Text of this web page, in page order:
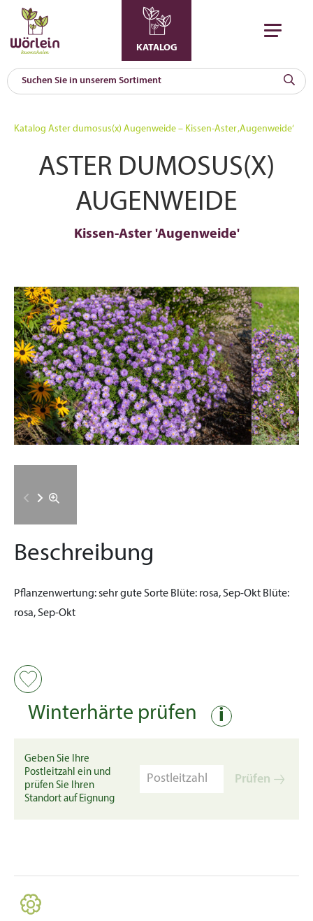
KATALOG
Katalog Aster dumosus(x) Augenweide – Kissen-Aster ‚Augenweide‘
ASTER DUMOSUS(X)
AUGENWEIDE
Kissen-Aster 'Augenweide'
Beschreibung
Pflanzenwertung:sehr gute Sorte Blüte: rosa, Sep-Okt Blüte:
rosa, Sep-Okt
Winterhärte prüfen i
Geben Sie Ihre
Postleitzahl ein und
prüfen Sie Ihren
Standort auf Eignung
Prüfen